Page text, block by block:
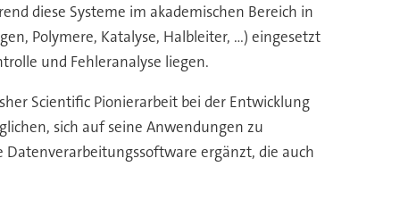
diese Systeme im akademischen Bereich in
Polymere, Katalyse, Halbleiter, ...) eingesetzt
und Fehleranalyse liegen.
Scientific Pionierarbeit bei der Entwicklung
sich auf seine Anwendungen zu
ergänzt, die auch